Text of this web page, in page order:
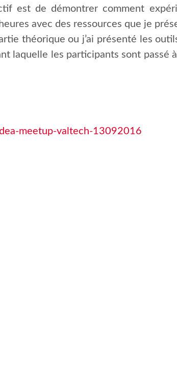
est de démontrer comment
avec des ressources que je
théorique ou j’ai présenté les
laquelle les participants sont passé
meetup-valtech-13092016